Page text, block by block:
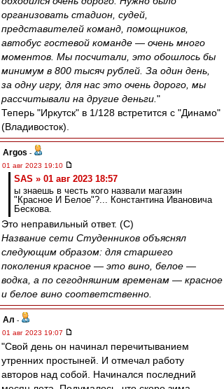
организовать стадион, судей,
представителей команд, помощников,
автобус гостевой команде — очень много
моментов. Мы посчитали, это обошлось бы
минимум в 800 тысяч рублей. За один день,
за одну игру, для нас это очень дорого, мы
рассчитывали на другие деньги. "
Теперь "Иркутск" в 1/128 встретится с "Динамо"
(Владивосток).
Argos -
01 авг 2023 19:10
SAS » 01 авг 2023 18:57
ы знаешь в честь кого назвали магазин
"Красное И Белое"?... Константина Ивановича
Бескова.
Это неправильный ответ. (С)
Название сети Студенников объяснял
следующим образом: для старшего
поколения красное — это вино, белое —
водка, а по сегодняшним временам — красное
и белое вино соответственно.
Ал -
01 авг 2023 19:07
"Свой день он начинал перечитыванием
утренних простыней. И отмечал работу
авторов над собой. Начинался последний